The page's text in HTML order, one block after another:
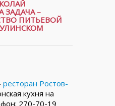
–
ПИТЬЕВОЙ
ресторан Ростов-
кухня на
270-70-19